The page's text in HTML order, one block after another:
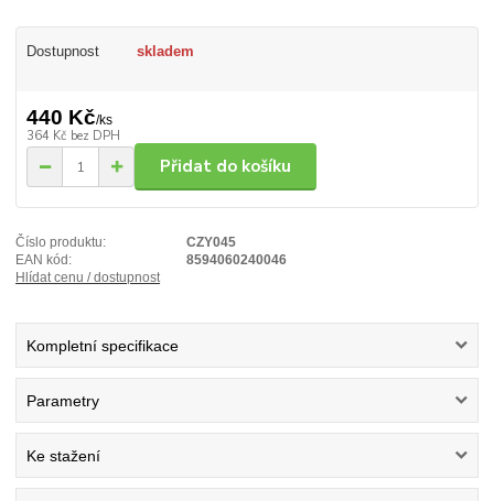
Dostupnost skladem
440 Kč/ks
364 Kč bez DPH
Přidat do košíku
Číslo produktu:
CZY045
EAN kód:
8594060240046
Hlídat cenu / dostupnost
Kompletní specifikace
Parametry
Ke stažení